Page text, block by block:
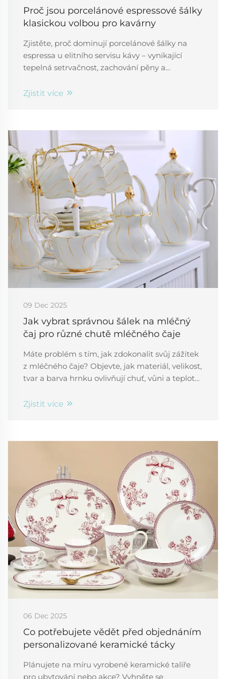
Proč jsou porcelánové espressové šálky
klasickou volbou pro kavárny
Zjistěte, proč dominují porcelánové šálky na
espressa u elitního servisu kávy – vynikající
tepelná setrvačnost, zachování pěny a
a přesnost chutě. Získejte průvodce schválený
Zjistit více
09 Dec 2025
Jak vybrat správnou šálek na mléčný
čaj pro různé chutě mléčného čaje
Máte problém s tím, jak zdokonalit svůj zážitek
z mléčného čaje? Objevte, jak materiál, velikost,
tvar a barva hrnku ovlivňují chuť, vůni a teplotu.
odborné tipy ještě dnes.
Zjistit více
06 Dec 2025
Co potřebujete vědět před objednáním
personalizované keramické tácky
Plánujete na míru vyrobené keramické talíře
pro ubytování nebo akce? Vyhněte se